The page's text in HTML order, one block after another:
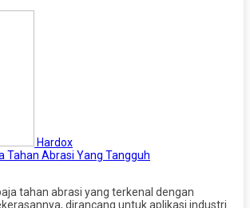
Hardox
Tahan Abrasi Yang Tangguh
tahan abrasi yang terkenal dengan
dirancang untuk aplikasi industri